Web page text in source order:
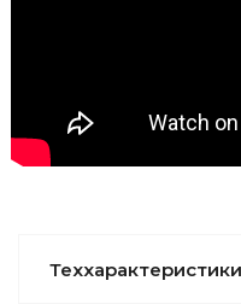
Теххарактеристики